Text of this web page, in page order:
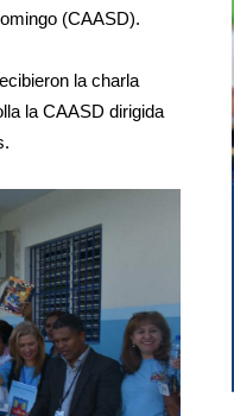
(CAASD).
la charla
la CAASD dirigida